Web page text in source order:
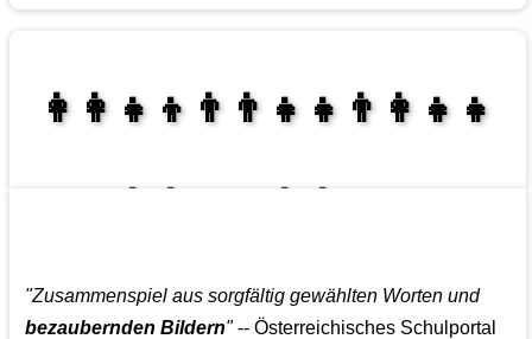
👩‍👩‍👧‍👦👨‍👨‍👧‍👧👨‍👩‍👧‍👧
"Zusammenspiel aus sorgfältig gewählten Worten und
bezaubernden Bildern"-- Österreichisches Schulportal